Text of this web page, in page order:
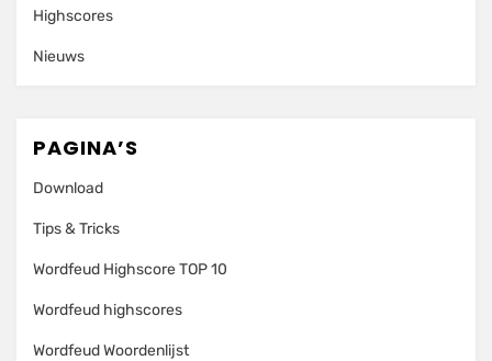
Highscores
Nieuws
PAGINA’S
Download
Tips & Tricks
Wordfeud Highscore TOP 10
Wordfeud highscores
Wordfeud Woordenlijst